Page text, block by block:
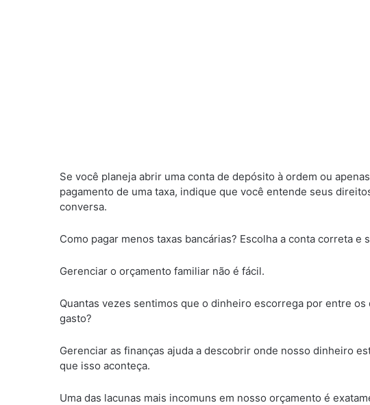
Se você planeja abrir uma conta de depósito à ordem ou
pagamento de uma taxa, indique que você entende seus
conversa.
Como pagar menos taxas bancárias? Escolha a conta correta e
Gerenciar o orçamento familiar não é fácil.
Quantas vezes sentimos que o dinheiro escorrega por entre
gasto?
Gerenciar as finanças ajuda a descobrir onde nosso dinheiro
que isso aconteça.
Uma das lacunas mais incomuns em nosso orçamento é